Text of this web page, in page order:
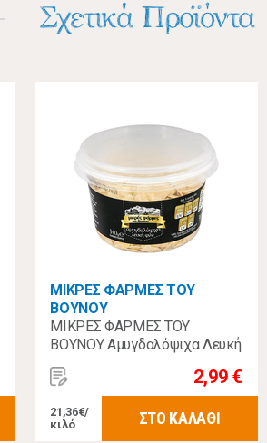
Σχετικά Προϊόντα
ΜΙΚΡΕΣ ΦΑΡΜΕΣ ΤΟΥ
ΒΟΥΝΟΥ
ΜΙΚΡΕΣ ΦΑΡΜΕΣ ΤΟΥ
ΒΟΥΝΟΥ Αμυγδαλόψιχα Λευκή
Φιλέ Ισπανίας 140gr
2,99 €
21,36€/
κιλό
ΣΤΟ ΚΑΛΑΘΙ